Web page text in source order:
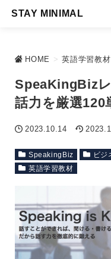
STAY MINIMAL
HOME > 英語学習教材
SpeaKingBiz
話力を厳選120
2023.10.14
SpeakingBiz ビジ
英語学習教材